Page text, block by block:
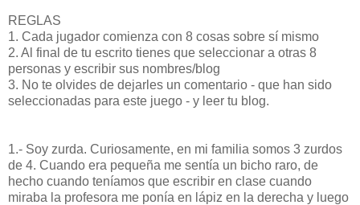
REGLAS
1. Cada jugador comienza con 8 cosas sobre sí mismo
2. Al final de tu escrito tienes que seleccionar a otras 8
personas y escribir sus nombres/blog
3. No te olvides de dejarles un comentario - que han sido
seleccionadas para este juego - y leer tu blog.
1.- Soy zurda. Curiosamente, en mi familia somos 3 zurdos
de 4. Cuando era pequeña me sentía un bicho raro, de
hecho cuando teníamos que escribir en clase cuando
miraba la profesora me ponía en lápiz en la derecha y luego